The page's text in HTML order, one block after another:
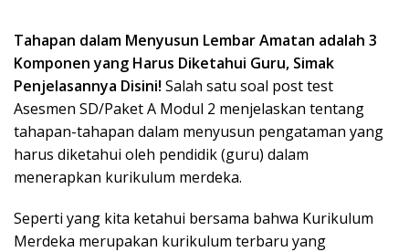
Tahapan dalam Menyusun Lembar Amatan adalah 3
Komponen yang Harus Diketahui Guru, Simak
Penjelasannya Disini! Salah satu soal post test
Asesmen SD/Paket A Modul 2 menjelaskan tentang
tahapan-tahapan dalam menyusun pengataman yang
harus diketahui oleh pendidik (guru) dalam
menerapkan kurikulum merdeka.
Seperti yang kita ketahui bersama bahwa Kurikulum
Merdeka merupakan kurikulum terbaru yang